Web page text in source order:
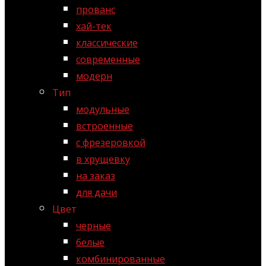
прованс
хай-тек
классические
современные
модерн
Тип
модульные
встроенные
с фрезеровкой
в хрущевку
на заказ
для дачи
Цвет
черные
белые
комбинированные